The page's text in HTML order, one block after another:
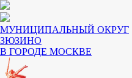
МУНИЦИПАЛЬНЫЙ ОКРУГ
ЗЮЗИНО
В ГОРОДЕ МОСКВЕ